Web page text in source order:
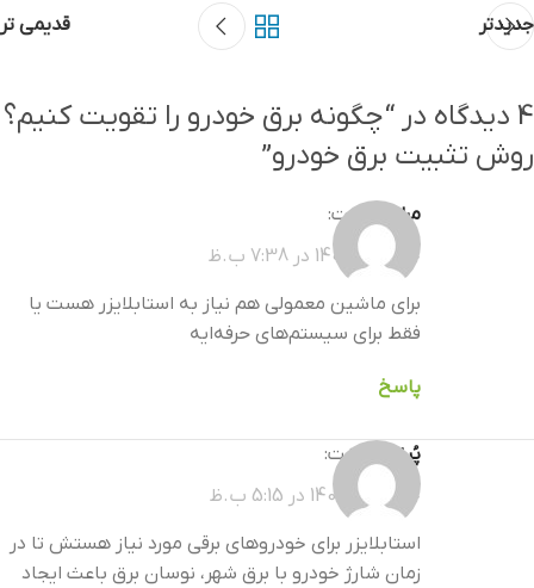
جدیدتر قدیمی تر
4 دیدگاه در “
چگونه برق خودرو را تقویت کنیم؟
روش تثبیت برق خودرو”
مرادی
گفت:
خرداد 21, 1405 در 7:38 ب.ظ
برای ماشین معمولی هم نیاز به استابلایزر هست یا
فقط برای سیستم‌های حرفه‌ایه
پاسخ
پُرنیک
گفت:
خرداد 26, 1405 در 5:15 ب.ظ
استابلایزر برای خودروهای برقی مورد نیاز هستش تا در
زمان شارژ خودرو با برق شهر، نوسان برق باعث ایجاد